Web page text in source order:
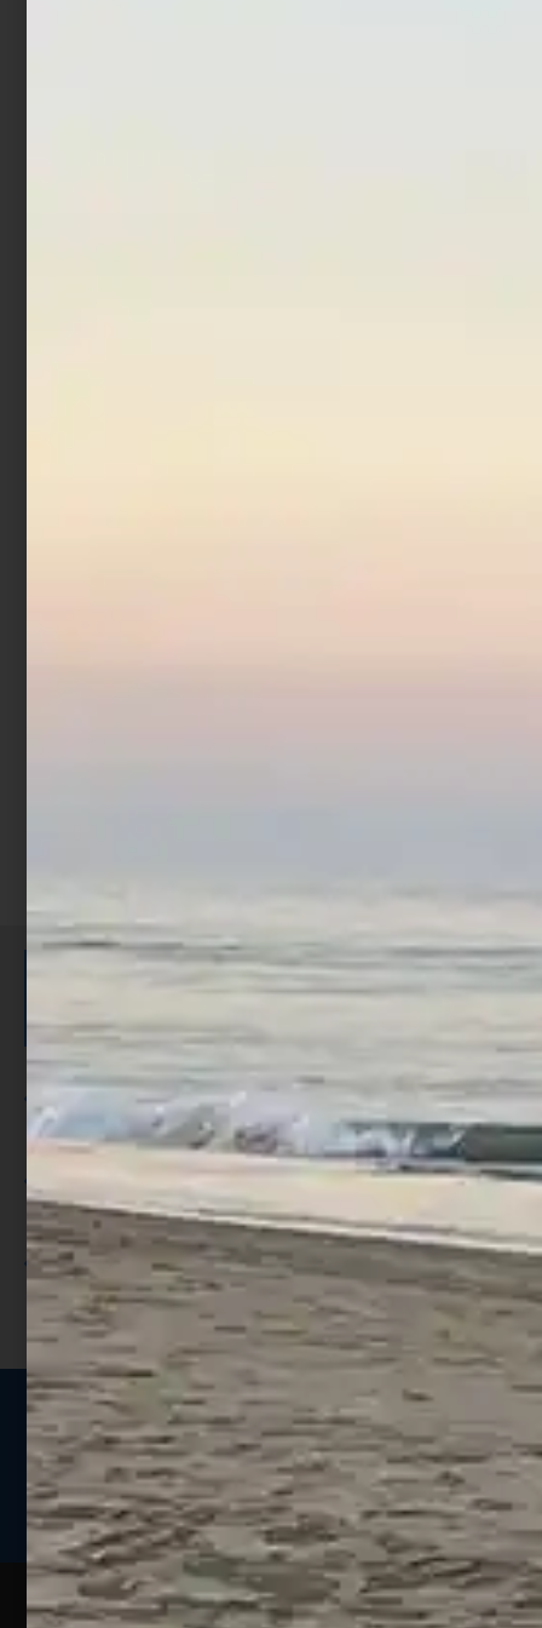
ISCRIVITI E RICEVI 3,50€ DI
Per ogni acquisto accumuli ulteriori
punti;
Utilizza i punti per ricevere uno
sconto;
I punti sono indicati nella pagina
prodotto;
Seguici sui social